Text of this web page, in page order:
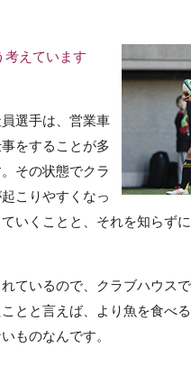
えています
選手は、営業車
をすることが多
その状態でクラ
こりやすくなっ
いくことと、それを知らず
ているので、クラブハウス
とと言えば、より魚を食べ
ものなんです。